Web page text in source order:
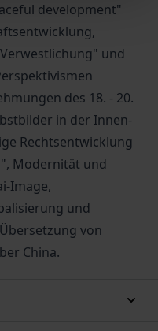
development"
und
des 18. - 20.
in der Innen-
Rechtsentwicklung
Modernität und
Image,
und
von
China.